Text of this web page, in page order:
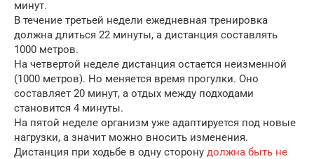
минут.
В течение третьей недели ежедневная тренировка
должна длиться 22 минуты, а дистанция составлять
1000 метров.
На четвертой неделе дистанция остается неизменной
(1000 метров). Но меняется время прогулки. Оно
составляет 20 минут, а отдых между подходами
становится 4 минуты.
На пятой неделе организм уже адаптируется под новые
нагрузки, а значит можно вносить изменения.
Дистанция при ходьбе в одну сторону должна быть не